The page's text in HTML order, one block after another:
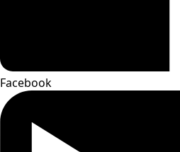
Facebook